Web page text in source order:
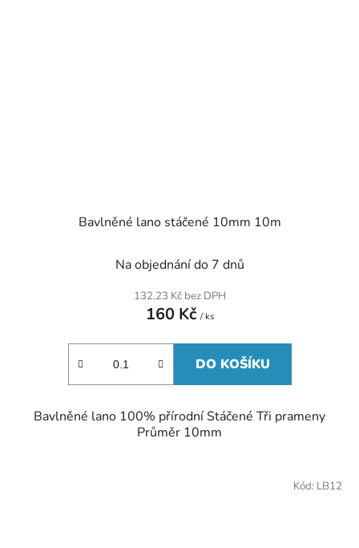
Bavlněné lano stáčené 10mm 10m
Na objednání do 7 dnů
132,23 Kč bez DPH
160 Kč / ks
DO KOŠÍKU
Bavlněné lano 100% přírodní Stáčené Tři prameny
Průměr 10mm
Kód: LB12